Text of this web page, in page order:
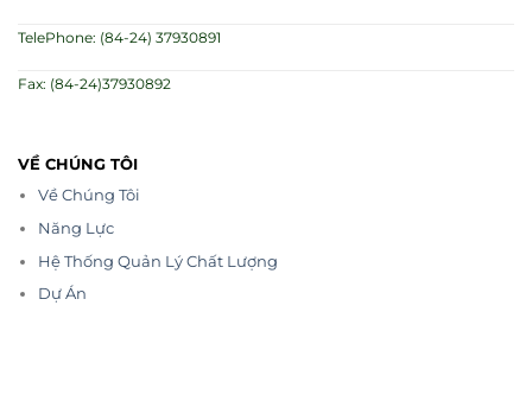
TelePhone: (84-24) 37930891
Fax: (84-24)37930892
VỀ CHÚNG TÔI
Về Chúng Tôi
Năng Lực
Hệ Thống Quản Lý Chất Lượng
Dự Án